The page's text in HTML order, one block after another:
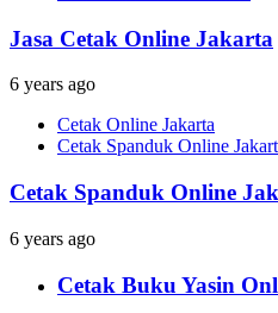
Jasa Cetak Online Jakarta
6 years ago
Cetak Online Jakarta
Cetak Spanduk Online
Cetak Spanduk Online
6 years ago
Cetak Buku Yasin